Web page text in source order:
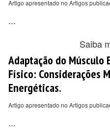
Artigo apresentado no Artigos
...
Saiba
Adaptação do Músculo
Físico: Considerações
Energéticas.
Artigo apresentado no Artigos
...